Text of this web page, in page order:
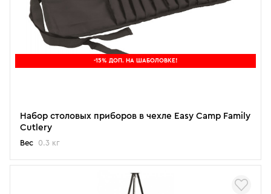
-15% ДОП. НА ШАБОЛОВКЕ!
Набор столовых приборов в чехле Easy Camp Family
Cutlery
Вес 0.3 кг